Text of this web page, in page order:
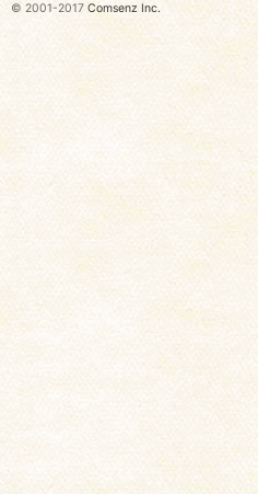
© 2001-2017 Comsenz Inc.